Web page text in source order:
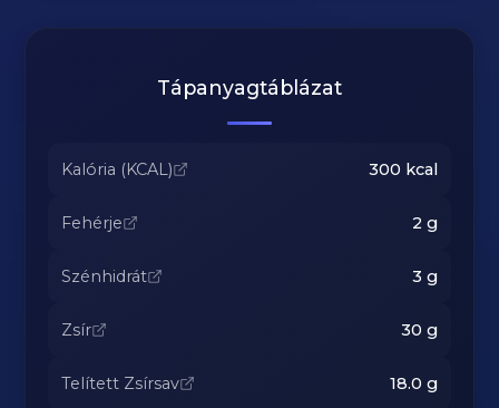
Tápanyagtáblázat
Kalória (KCAL) 300 kcal
Fehérje 2 g
Szénhidrát 3 g
Zsír 30 g
Telített Zsírsav 18.0 g